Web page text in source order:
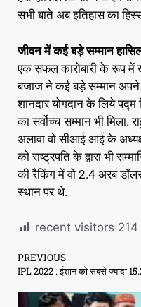
सभी बाते अब इतिहास का
जीवन में कई बड़े सम्मान
एक सफल कारोबारी के रूप में
बजाज ने कई बड़े सम्मान अपने
शानदार योगदान के लिये
का सर्वोच्च सम्मान भी
अलावा वो सीआई आई के
को राष्ट्रपति के द्वारा भी
की रैकिंग में वो 2.4 अरब
स्थान पर थे.
recent visitors 214
PREVIOUS